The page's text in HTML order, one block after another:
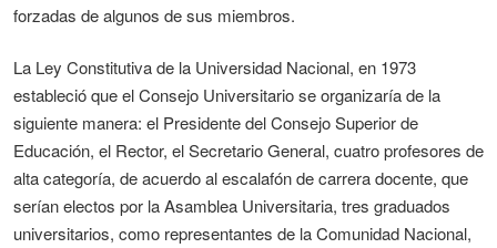
forzadas de algunos de sus miembros.
La Ley Constitutiva de la Universidad Nacional, en 1973
estableció que el Consejo Universitario se organizaría de la
siguiente manera: el Presidente del Consejo Superior de
Educación, el Rector, el Secretario General, cuatro profesores de
alta categoría, de acuerdo al escalafón de carrera docente, que
serían electos por la Asamblea Universitaria, tres graduados
universitarios, como representantes de la Comunidad Nacional,